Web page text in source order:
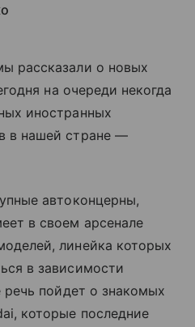
рассказали о новых
на очереди некогда
иностранных
в нашей стране —
автоконцерны,
в своем арсенале
линейка которых
в зависимости
речь пойдет о знакомых
которые последние